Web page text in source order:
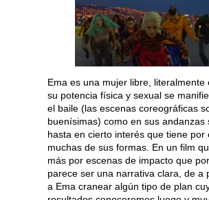
Ema es una mujer libre, literalmente
su potencia física y sexual se
el baile (las escenas coreográficas
buenísimas) como en sus andanzas
hasta en cierto interés que tiene por
muchas de sus formas. En un film
más por escenas de impacto que
parece ser una narrativa clara, de a
a Ema cranear algún tipo de plan